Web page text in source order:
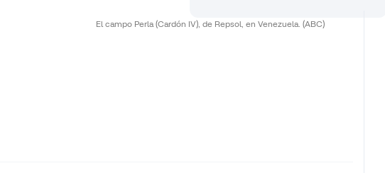
El campo Perla (Cardón IV), de Repsol, en Venezuela. (ABC)